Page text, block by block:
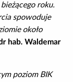
roku.
spowoduje
około
hab. Waldemar
poziom BIK